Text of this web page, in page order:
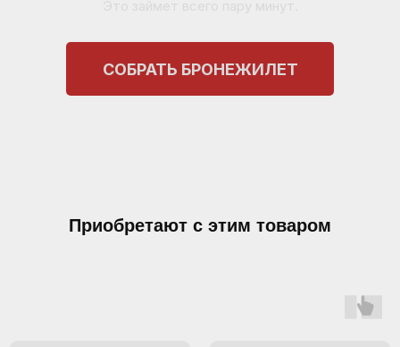
СОБРАТЬ БРОНЕЖИЛЕТ
Приобретают с этим товаром